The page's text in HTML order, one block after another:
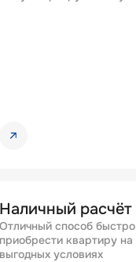
Наличный расчёт
Отличный способ быстро
приобрести квартиру на
выгодных условиях